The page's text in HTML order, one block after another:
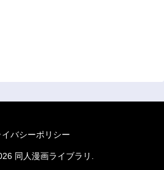
イバシーポリシー
同人漫画ライブラリ.